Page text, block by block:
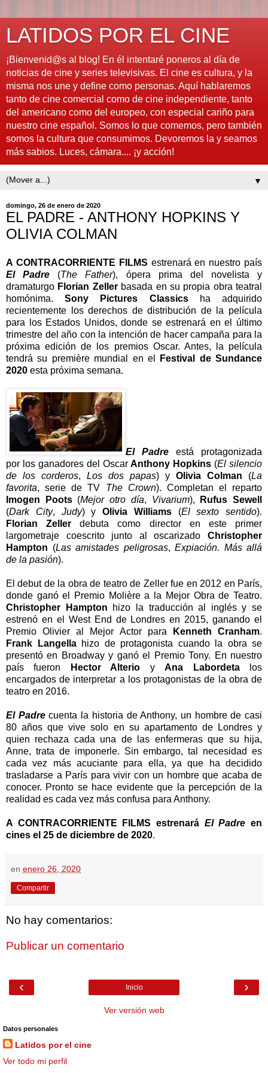
LATIDOS POR EL CINE
¡Bienvenid@s al blog! En él intentaré poneros al día de
noticias de cine y series televisivas. El cine es cultura, y la
misma nos une y define como personas. Aquí hablaremos
tanto de cine comercial como de cine independiente, tanto
del americano como del europeo, con especial cariño para
nuestro cine español. Somos lo que comemos, pero también
somos la cultura que consumimos. Devoremos la y seamos
más sabios. Luces, cámara.... ¡y acción!
▼
domingo, 26 de enero de 2020
EL PADRE - ANTHONY HOPKINS Y
OLIVIA COLMAN
A CONTRACORRIENTE FILMS estrenará en nuestro país
El Padre (The Father), ópera prima del novelista y
dramaturgo Florian Zellerbasada en su propia obra teatral
homónima.Sony Pictures Classicsha adquirido
recientemente los derechos de distribución de la película
para los Estados Unidos, donde se estrenará en el último
trimestre del año con la intención de hacer campaña para la
próxima edición de los premios Oscar. Antes, la película
tendrá su première mundial en el
Festival de Sundance
2020 esta próxima semana.
El Padre está protagonizada
por los ganadores del OscarAnthony Hopkins (El silencio
de los corderos, Los dos papas) y Olivia Colman (La
favorita, serie de TV The Crown). Completan el reparto
Imogen Poots(Mejor otro día, Vivarium),
Rufus Sewell
(Dark City, Judy) y Olivia Williams(El sexto sentido).
Florian Zeller debuta como director en este primer
largometraje coescrito junto al oscarizado Christopher
Hampton (Las amistades peligrosas, Expiación. Más allá
de la pasión).
El debut de la obra de teatro de Zeller fue en 2012 en París,
donde ganó el Premio Molière a la Mejor Obra de Teatro.
Christopher Hampton hizo la traducción al inglés y se
estrenó en el West End de Londres en 2015, ganando el
Premio Olivier al Mejor Actor para
Kenneth Cranham.
Frank Langellahizo de protagonista cuando la obra se
presentó en Broadway y ganó el Premio Tony. En nuestro
país fueron
Hector Alterio yAna Labordetalos
encargados de interpretar a los protagonistas de la obra de
teatro en 2016.
El Padrecuenta la historia de Anthony, un hombre de casi
80 años que vive solo en su apartamento de Londres y
quien rechaza cada una de las enfermeras que su hija,
Anne, trata de imponerle. Sin embargo, tal necesidad es
cada vez más acuciante para ella, ya que ha decidido
trasladarse a París para vivir con un hombre que acaba de
conocer. Pronto se hace evidente que la percepción de la
realidad es cada vez más confusa para Anthony.
A CONTRACORRIENTE FILMS estrenará El Padre en
cines el 25 de diciembre de 2020.
en enero 26, 2020
Compartir
No hay comentarios:
Publicar un comentario
‹ ›
Inicio
Ver versión web
Datos personales
Latidos por el cine
Ver todo mi perfil